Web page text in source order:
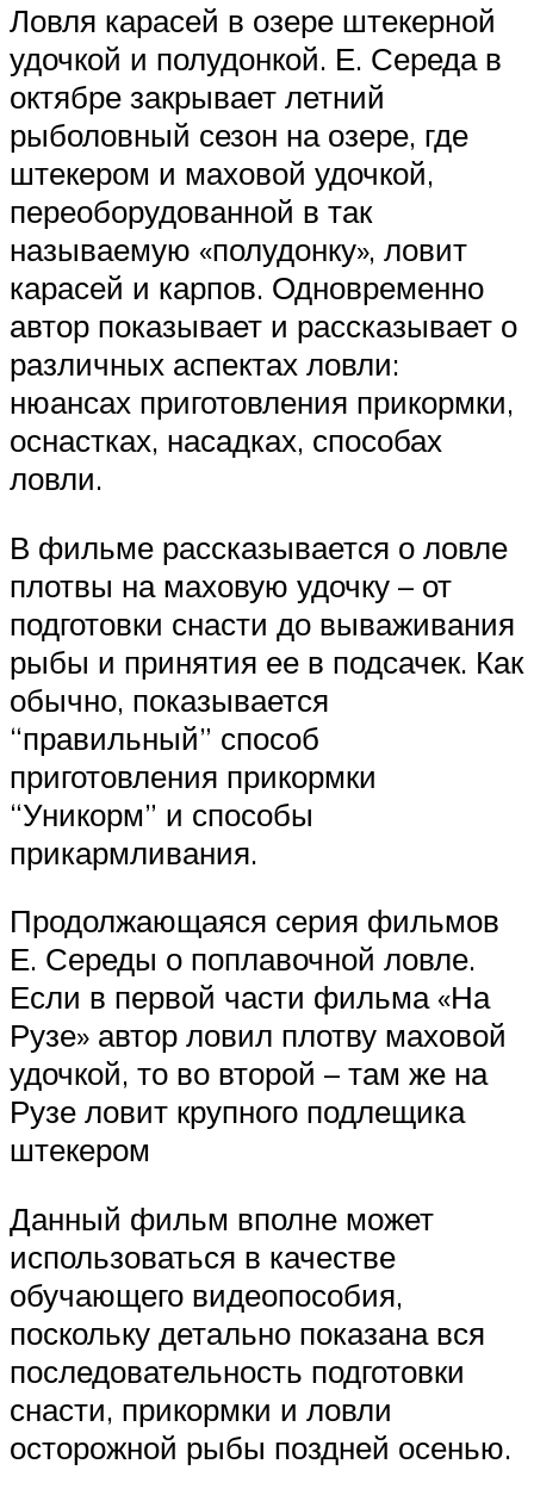
Ловля карасей в озере штекерной
удочкой и полудонкой. Е. Середа в
октябре закрывает летний
рыболовный сезон на озере, где
штекером и маховой удочкой,
переоборудованной в так
называемую «полудонку», ловит
карасей и карпов. Одновременно
автор показывает и рассказывает о
различных аспектах ловли:
нюансах приготовления прикормки,
оснастках, насадках, способах
ловли.
В фильме рассказывается о ловле
плотвы на маховую удочку – от
подготовки снасти до вываживания
рыбы и принятия ее в подсачек. Как
обычно, показывается
“правильный” способ
приготовления прикормки
“Уникорм” и способы
прикармливания.
Продолжающаяся серия фильмов
Е. Середы о поплавочной ловле.
Если в первой части фильма «На
Рузе» автор ловил плотву маховой
удочкой, то во второй – там же на
Рузе ловит крупного подлещика
штекером
Данный фильм вполне может
использоваться в качестве
обучающего видеопособия,
поскольку детально показана вся
последовательность подготовки
снасти, прикормки и ловли
осторожной рыбы поздней осенью.